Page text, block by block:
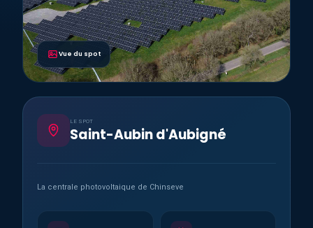
Vue du spot
LE SPOT
Saint-Aubin d'Aubigné
La centrale photovoltaique de Chinseve